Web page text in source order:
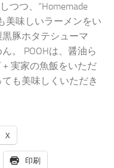
つつ、”Homemade
美味しいラーメンをい
豚ホタテシューマ
。 POOHは、醤油ら
実家の魚飯をいただ
も美味しくいただき
X
印刷